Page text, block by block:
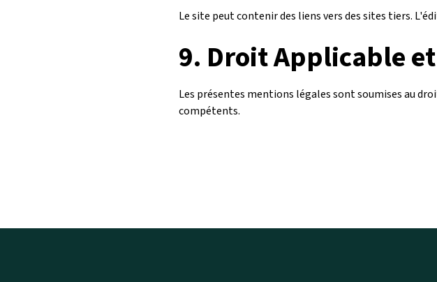
Le site peut contenir des liens vers des sites tiers.
9. Droit Applicable
Les présentes mentions légales sont soumises au
compétents.